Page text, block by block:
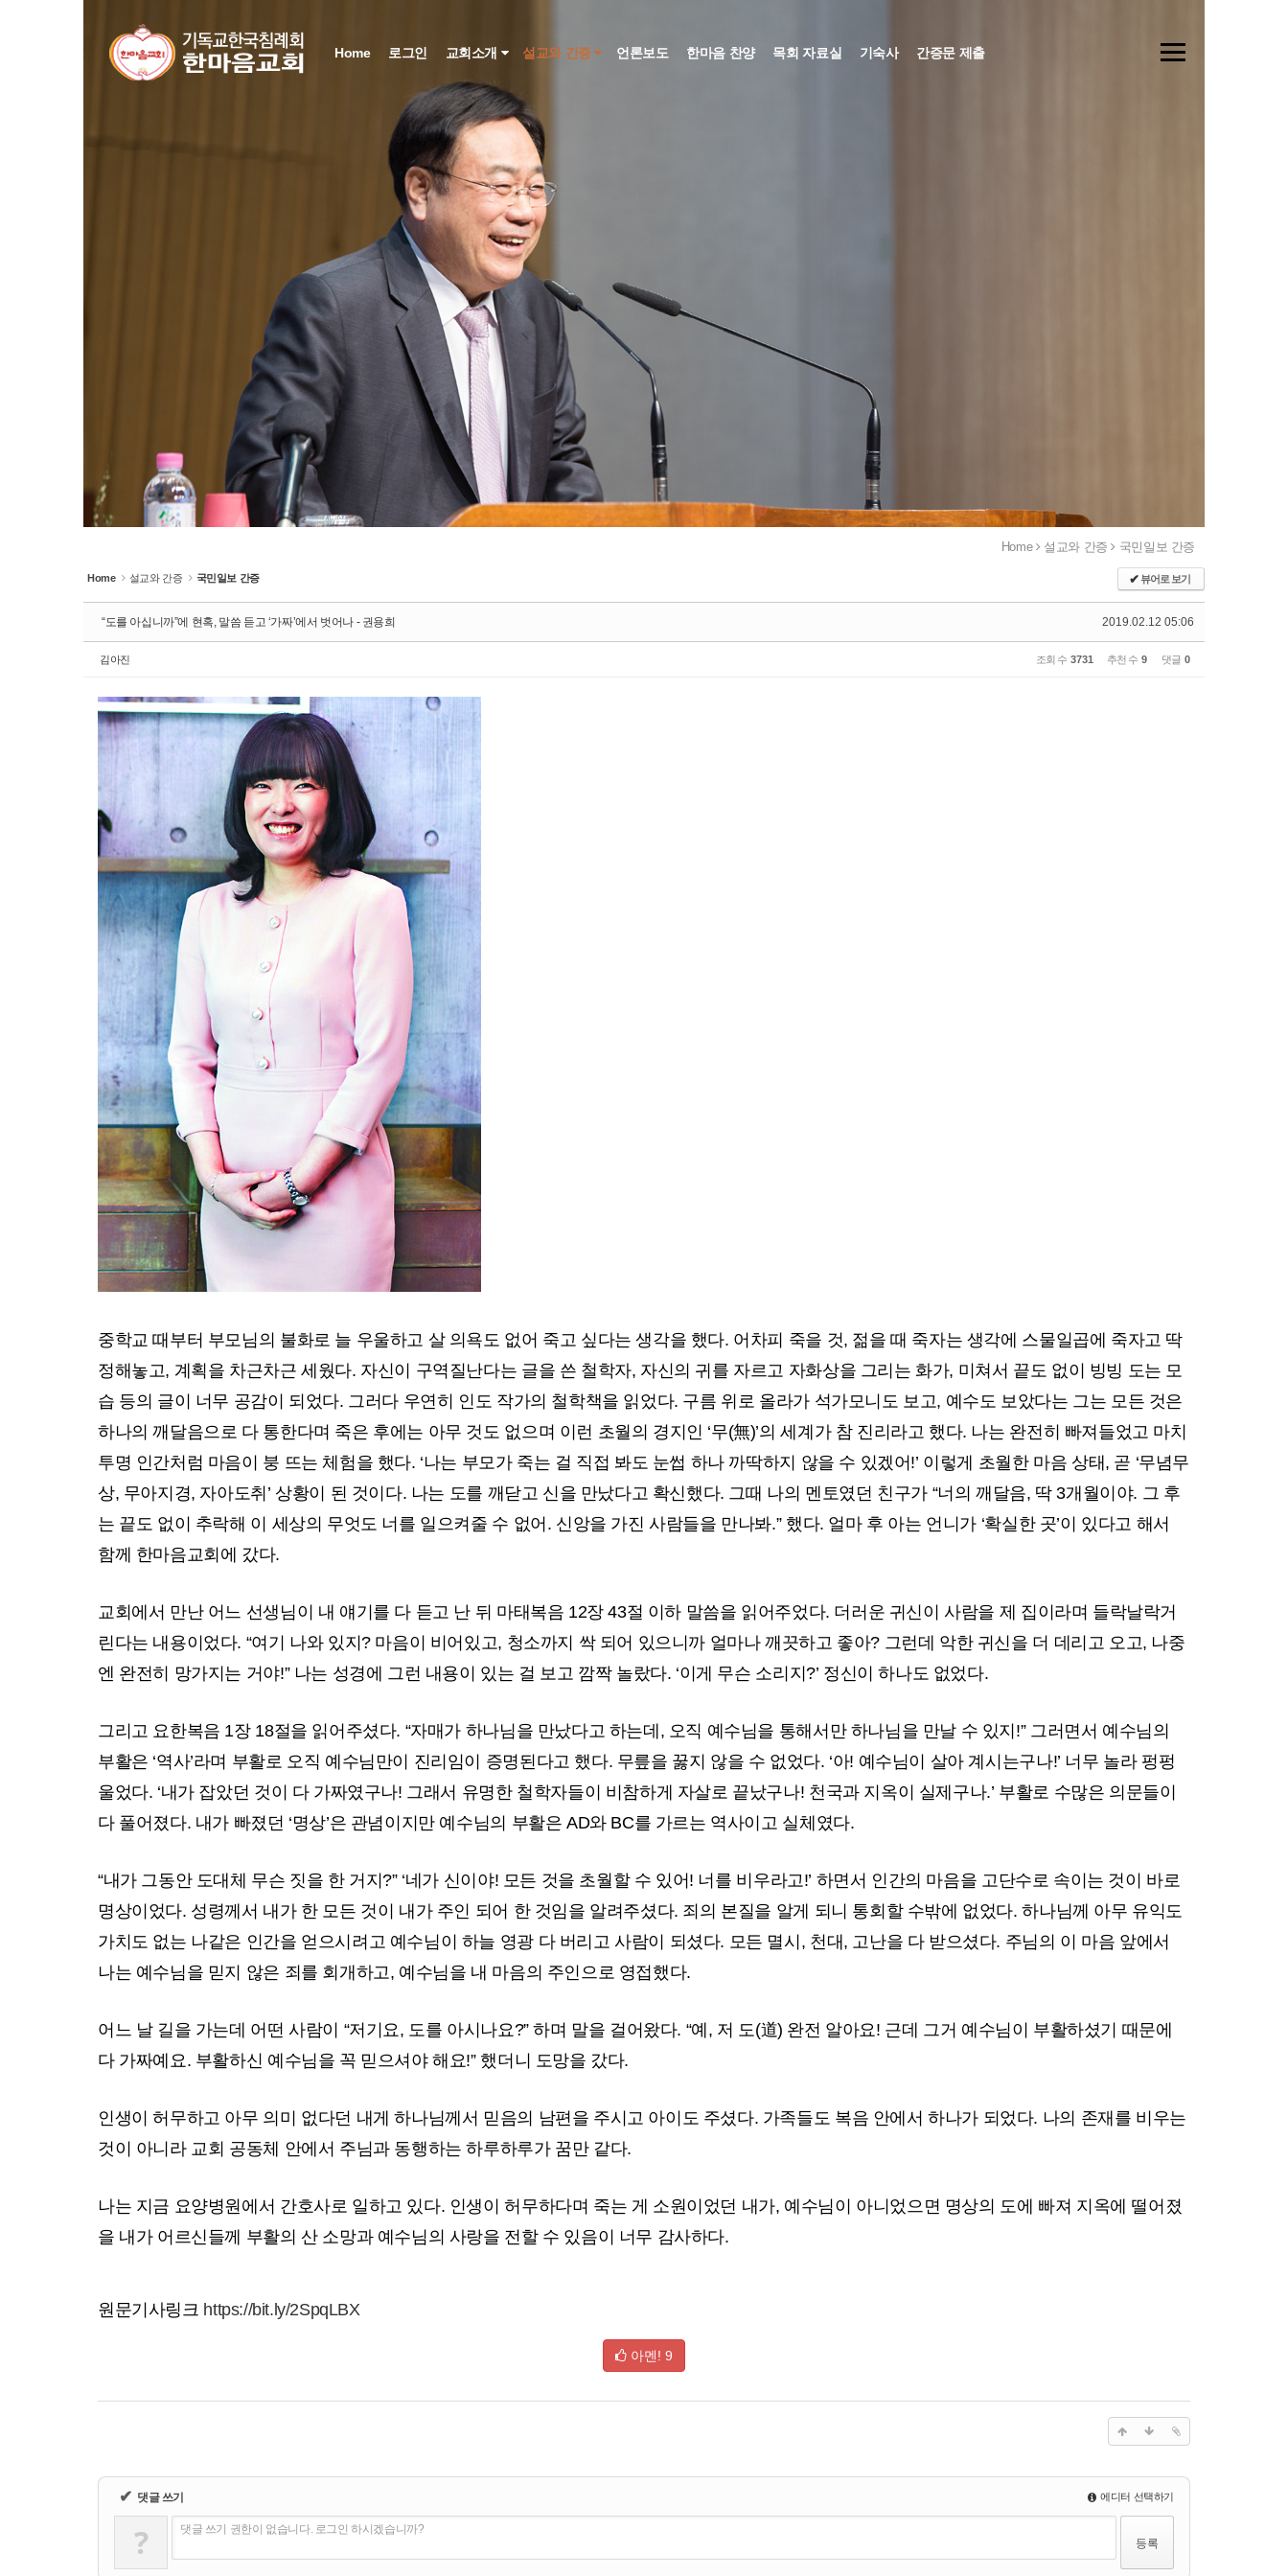
Home 로그인 교회소개 설교와 간증 언론보도 한마음 찬양 목회 자료실 기숙사 간증문 제출
Home 설교와 간증 국민일보 간증
Home 설교와 간증 국민일보 간증 ✔뷰어로 보기
2019.02.12 05:06
“도를 아십니까”에 현혹, 말씀 듣고 ‘가짜’에서 벗어나 - 권용희
김아진 조회 수 3731 추천 수 9 댓글 0
중학교 때부터 부모님의 불화로 늘 우울하고 살 의욕도 없어 죽고 싶다는 생각을 했다. 어차피 죽을 것, 젊을 때 죽자는 생각에 스물일곱에 죽자고 딱
정해놓고, 계획을 차근차근 세웠다. 자신이 구역질난다는 글을 쓴 철학자, 자신의 귀를 자르고 자화상을 그리는 화가, 미쳐서 끝도 없이 빙빙 도는 모
습 등의 글이 너무 공감이 되었다. 그러다 우연히 인도 작가의 철학책을 읽었다. 구름 위로 올라가 석가모니도 보고, 예수도 보았다는 그는 모든 것은
하나의 깨달음으로 다 통한다며 죽은 후에는 아무 것도 없으며 이런 초월의 경지인 ‘무(無)’의 세계가 참 진리라고 했다. 나는 완전히 빠져들었고 마치
투명 인간처럼 마음이 붕 뜨는 체험을 했다. ‘나는 부모가 죽는 걸 직접 봐도 눈썹 하나 까딱하지 않을 수 있겠어!’ 이렇게 초월한 마음 상태, 곧 ‘무념무
상, 무아지경, 자아도취’ 상황이 된 것이다. 나는 도를 깨닫고 신을 만났다고 확신했다. 그때 나의 멘토였던 친구가 “너의 깨달음, 딱 3개월이야. 그 후
는 끝도 없이 추락해 이 세상의 무엇도 너를 일으켜줄 수 없어. 신앙을 가진 사람들을 만나봐.” 했다. 얼마 후 아는 언니가 ‘확실한 곳’이 있다고 해서
함께 한마음교회에 갔다.
교회에서 만난 어느 선생님이 내 얘기를 다 듣고 난 뒤 마태복음 12장 43절 이하 말씀을 읽어주었다. 더러운 귀신이 사람을 제 집이라며 들락날락거
린다는 내용이었다. “여기 나와 있지? 마음이 비어있고, 청소까지 싹 되어 있으니까 얼마나 깨끗하고 좋아? 그런데 악한 귀신을 더 데리고 오고, 나중
엔 완전히 망가지는 거야!” 나는 성경에 그런 내용이 있는 걸 보고 깜짝 놀랐다. ‘이게 무슨 소리지?’ 정신이 하나도 없었다.
그리고 요한복음 1장 18절을 읽어주셨다. “자매가 하나님을 만났다고 하는데, 오직 예수님을 통해서만 하나님을 만날 수 있지!” 그러면서 예수님의
부활은 ‘역사’라며 부활로 오직 예수님만이 진리임이 증명된다고 했다. 무릎을 꿇지 않을 수 없었다. ‘아! 예수님이 살아 계시는구나!’ 너무 놀라 펑펑
울었다. ‘내가 잡았던 것이 다 가짜였구나! 그래서 유명한 철학자들이 비참하게 자살로 끝났구나! 천국과 지옥이 실제구나.’ 부활로 수많은 의문들이
다 풀어졌다. 내가 빠졌던 ‘명상’은 관념이지만 예수님의 부활은 AD와 BC를 가르는 역사이고 실체였다.
“내가 그동안 도대체 무슨 짓을 한 거지?” ‘네가 신이야! 모든 것을 초월할 수 있어! 너를 비우라고!’ 하면서 인간의 마음을 고단수로 속이는 것이 바로
명상이었다. 성령께서 내가 한 모든 것이 내가 주인 되어 한 것임을 알려주셨다. 죄의 본질을 알게 되니 통회할 수밖에 없었다. 하나님께 아무 유익도
가치도 없는 나같은 인간을 얻으시려고 예수님이 하늘 영광 다 버리고 사람이 되셨다. 모든 멸시, 천대, 고난을 다 받으셨다. 주님의 이 마음 앞에서
나는 예수님을 믿지 않은 죄를 회개하고, 예수님을 내 마음의 주인으로 영접했다.
어느 날 길을 가는데 어떤 사람이 “저기요, 도를 아시나요?” 하며 말을 걸어왔다. “예, 저 도(道) 완전 알아요! 근데 그거 예수님이 부활하셨기 때문에
다 가짜예요. 부활하신 예수님을 꼭 믿으셔야 해요!” 했더니 도망을 갔다.
인생이 허무하고 아무 의미 없다던 내게 하나님께서 믿음의 남편을 주시고 아이도 주셨다. 가족들도 복음 안에서 하나가 되었다. 나의 존재를 비우는
것이 아니라 교회 공동체 안에서 주님과 동행하는 하루하루가 꿈만 같다.
나는 지금 요양병원에서 간호사로 일하고 있다. 인생이 허무하다며 죽는 게 소원이었던 내가, 예수님이 아니었으면 명상의 도에 빠져 지옥에 떨어졌
을 내가 어르신들께 부활의 산 소망과 예수님의 사랑을 전할 수 있음이 너무 감사하다.
원문기사링크 https://bit.ly/2SpqLBX
아멘! 9
✔ 댓글 쓰기 에디터 선택하기
? 댓글 쓰기 권한이 없습니다. 로그인 하시겠습니까?